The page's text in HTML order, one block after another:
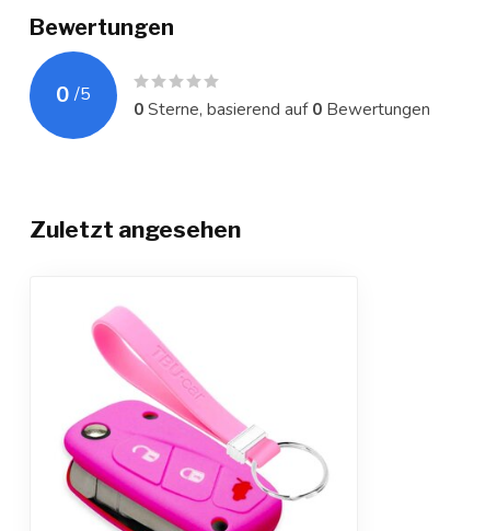
Bewertungen
0 /5
0Sterne, basierend auf0 Bewertungen
Zuletzt angesehen